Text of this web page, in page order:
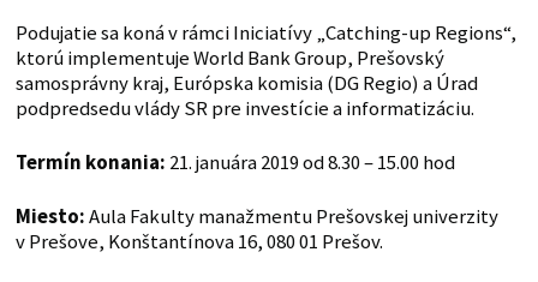
Podujatie sa koná v rámci Iniciatívy „Catching-up Regions“,
ktorú implementuje World Bank Group, Prešovský
samosprávny kraj, Európska komisia (DG Regio) a Úrad
podpredsedu vlády SR pre investície a informatizáciu.
Termín konania: 21. januára 2019 od 8.30 – 15.00 hod
Miesto:Aula Fakulty manažmentu Prešovskej univerzity
v Prešove, Konštantínova 16, 080 01 Prešov.